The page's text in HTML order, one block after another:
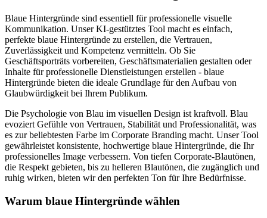
Blaue Hintergründe sind essentiell für professionelle visuelle
Kommunikation. Unser KI-gestütztes Tool macht es einfach,
perfekte blaue Hintergründe zu erstellen, die Vertrauen,
Zuverlässigkeit und Kompetenz vermitteln. Ob Sie
Geschäftsporträts vorbereiten, Geschäftsmaterialien gestalten oder
Inhalte für professionelle Dienstleistungen erstellen - blaue
Hintergründe bieten die ideale Grundlage für den Aufbau von
Glaubwürdigkeit bei Ihrem Publikum.
Die Psychologie von Blau im visuellen Design ist kraftvoll. Blau
evoziert Gefühle von Vertrauen, Stabilität und Professionalität, was
es zur beliebtesten Farbe im Corporate Branding macht. Unser Tool
gewährleistet konsistente, hochwertige blaue Hintergründe, die Ihr
professionelles Image verbessern. Von tiefen Corporate-Blautönen,
die Respekt gebieten, bis zu helleren Blautönen, die zugänglich und
ruhig wirken, bieten wir den perfekten Ton für Ihre Bedürfnisse.
Warum blaue Hintergründe wählen